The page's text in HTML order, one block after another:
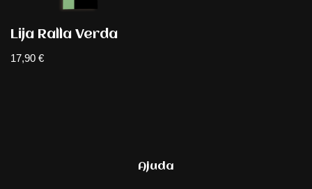
Lija Ralla Verda
17,90 €
Ajuda